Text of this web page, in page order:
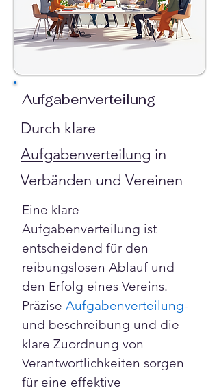
Aufgabenverteilung
Eine klare
Aufgabenverteilung ist
entscheidend für den
reibungslosen Ablauf und
den Erfolg eines Vereins.
Präzise Aufgabenverteilung-
und beschreibung und die
klare Zuordnung von
Verantwortlichkeiten sorgen
für eine effektive
Durch klare
Aufgabenverteilung in
Verbänden und Vereinen